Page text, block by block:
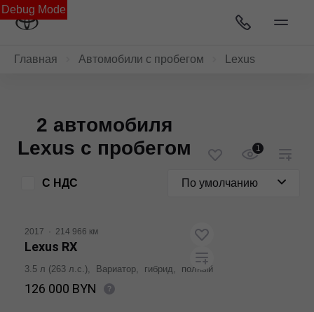
Debug Mode
Главная Автомобили с пробегом Lexus
2 автомобиля
Lexus с пробегом
1
С НДС По умолчанию
2017 · 214 966 км
Lexus RX
3.5 л (263 л.с.), Вариатор, гибрид, полный
126 000 BYN